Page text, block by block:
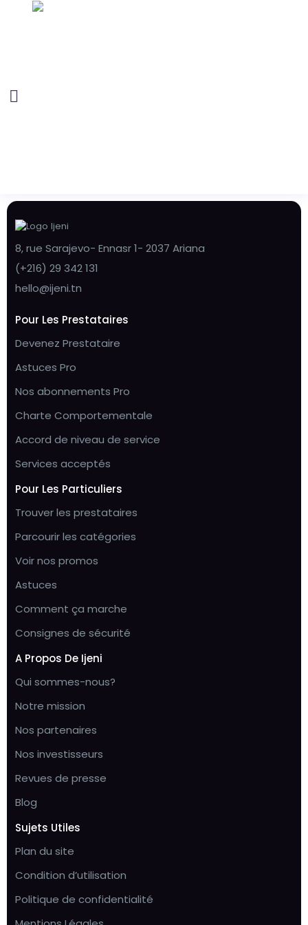
8, rue Sarajevo- Ennasr 1- 2037 Ariana
(+216) 29 342 131
hello@ijeni.tn
Pour Les Prestataires
Devenez Prestataire
Astuces Pro
Nos abonnements Pro
Charte Comportementale
Accord de niveau de service
Services acceptés
Pour Les Particuliers
Trouver les prestataires
Parcourir les catégories
Voir nos promos
Astuces
Comment ça marche
Consignes de sécurité
A Propos De Ijeni
Qui sommes-nous?
Notre mission
Nos partenaires
Nos investisseurs
Revues de presse
Blog
Sujets Utiles
Plan du site
Condition d’utilisation
Politique de confidentialité